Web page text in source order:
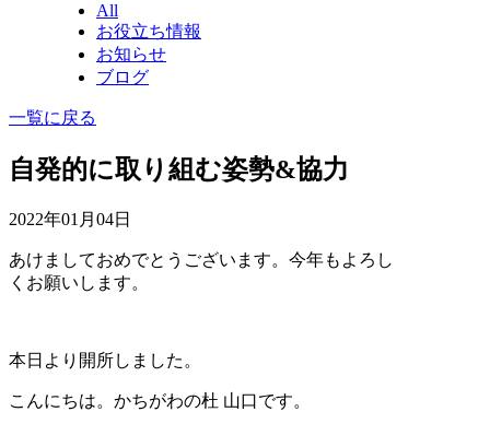
All
お役立ち情報
お知らせ
ブログ
一覧に戻る
自発的に取り組む姿勢&協力
2022年01月04日
あけましておめでとうございます。今年もよろし
くお願いします。
本日より開所しました。
こんにちは。かちがわの杜 山口です。